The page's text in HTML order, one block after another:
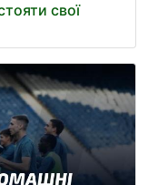
свої